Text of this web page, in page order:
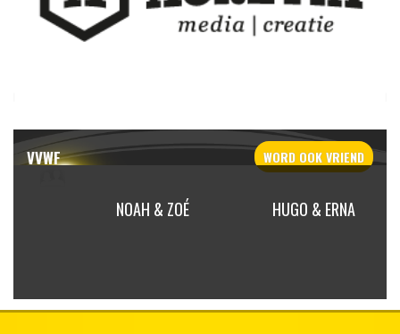
VVWF WORD OOKVRIEND
NOAH & ZOÉ HUGO & ERNA